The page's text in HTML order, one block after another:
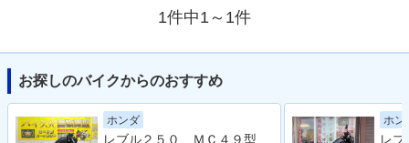
1件中1～1件
お探しのバイクからのおすすめ
ホンダ ホン